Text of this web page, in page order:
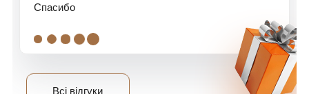
Спасибо
. . . . .
Всі відгуки